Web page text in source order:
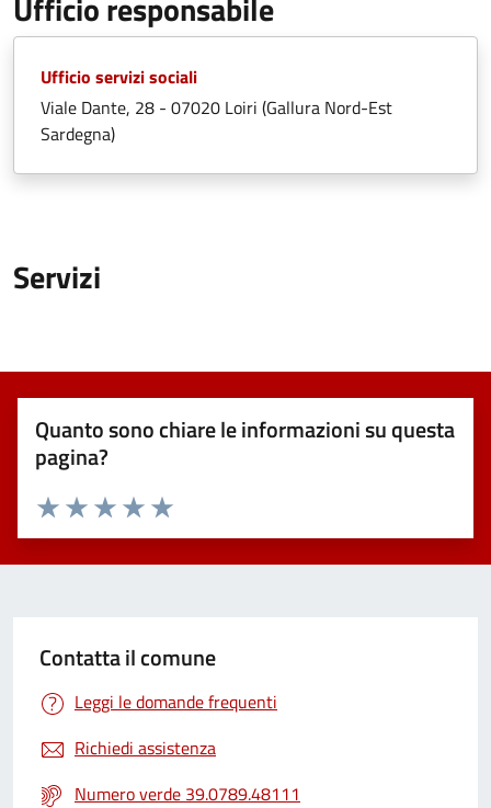
Ufficio servizi sociali
Viale Dante, 28 - 07020 Loiri (Gallura Nord-Est
Sardegna)
Servizi
Quanto sono chiare le informazioni su questa
pagina?
Valuta 5 stelle su 5
Valuta 4 stelle su 5
Valuta 3 stelle su 5
Valuta 2 stelle su 5
Valuta 1 stelle su 5
Contatta il comune
Leggi le domande frequenti
Richiedi assistenza
Numero verde 39.0789.48111